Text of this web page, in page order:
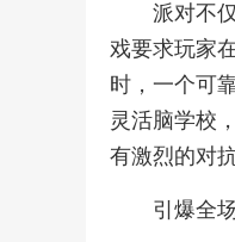
派对不
戏要求玩家
时，一个可
灵活脑学校
有激烈的对
引爆全